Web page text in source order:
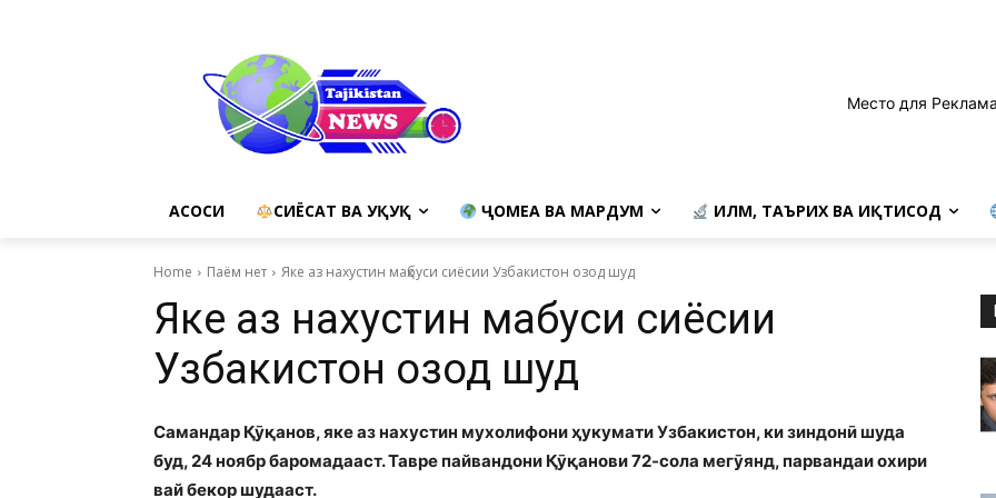
Место для
АСОСИ СИЁСАТ ВА ҲУҚУҚ ҶОМЕА ВА МАРДУМ ИЛМ, ТАЪРИХ ВА ИҚТИСОД
Home Паём нет Яке аз нахустин маҳбуси сиёсии Узбакистон озод шуд
Яке аз нахустин маҳбуси сиёсии
Узбакистон озод шуд
Самандар Қӯқанов, яке аз нахустин мухолифони ҳукумати Узбакистон, ки зиндонӣ шуда
буд, 24 ноябр баромадааст. Тавре пайвандони Қӯқанови 72-сола мегӯянд, парвандаи охири
вай бекор шудааст.